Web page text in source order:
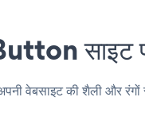
साइट
वेबसाइट की शैली और